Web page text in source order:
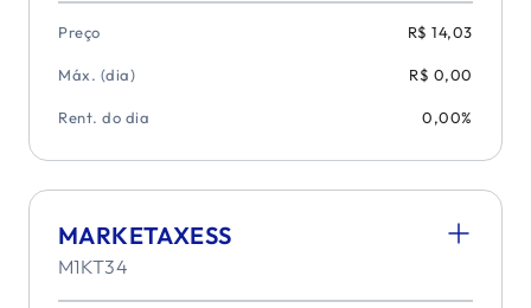
Preço R$ 14,03
Máx. (dia) R$ 0,00
Rent. do dia 0,00%
MARKETAXESS
M1KT34